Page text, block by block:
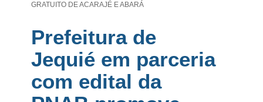
GRATUITO DE ACARAJÉ E ABARÁ
Prefeitura de
Jequié em parceria
com edital da